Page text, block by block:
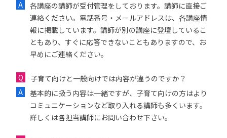
各講座の講師が受付管理をしております。講師に直接ご
連絡ください。電話番号・メールアドレスは、各講座情
報に掲載しています。講師が別の講座に登壇しているこ
ともあり、すぐに応答できないこともありますので、お
早めにご連絡ください。
子育て向けと一般向けでは内容が違うのですか？
基本的に扱う内容は一緒ですが、子育て向けの方はより
コミュニケーションなど取り入れる講師も多くいます。
詳しくは各担当講師にお問い合わせ下さい。